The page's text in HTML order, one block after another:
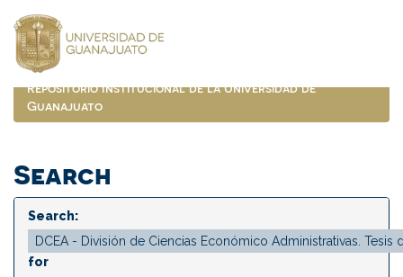
navigation
Repositorio Institucional de la Universidad de
Guanajuato
Search
Search:
for